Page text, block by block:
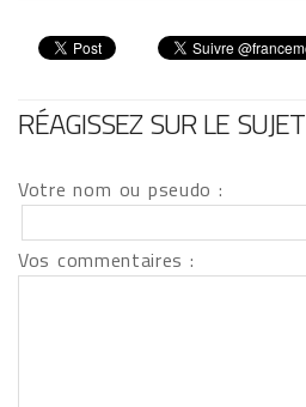
RÉAGISSEZ SUR LE SUJET
Votre nom ou pseudo :
Vos commentaires :